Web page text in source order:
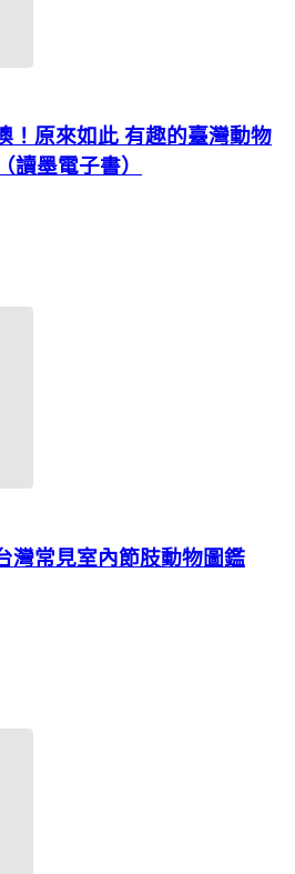
！原來如此 有趣的臺灣動物
讀墨電子書）
灣常見室內節肢動物圖鑑